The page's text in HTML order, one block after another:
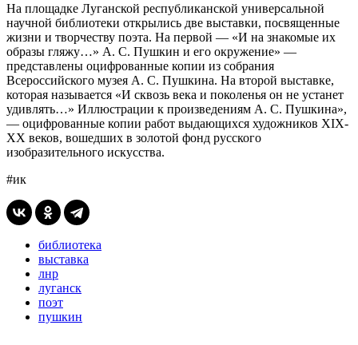
На площадке Луганской республиканской универсальной
научной библиотеки открылись две выставки, посвященные
жизни и творчеству поэта. На первой — «И на знакомые их
образы гляжу…» А. С. Пушкин и его окружение» —
представлены оцифрованные копии из собрания
Всероссийского музея А. С. Пушкина. На второй выставке,
которая называется «И сквозь века и поколенья он не устанет
удивлять…» Иллюстрации к произведениям А. С. Пушкина»,
— оцифрованные копии работ выдающихся художников XIX-
XX веков, вошедших в золотой фонд русского
изобразительного искусства.
#ик
библиотека
выставка
лнр
луганск
поэт
пушкин